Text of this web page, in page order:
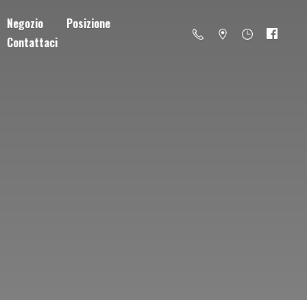
Negozio
Posizione
Contattaci